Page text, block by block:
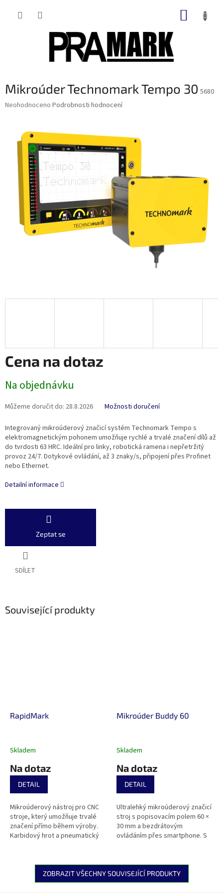
Mikroúder Technomark Tempo 30 5680
Průměrné
hvězdiček.
Neohodnoceno Podrobnosti hodnocení
Cena na dotaz
cena:
Na objednávku
Můžeme doručit do: 28.8.2026 Možnosti doručení
Integrovaný mikroúderový značicí systém Technomark Tempo s
elektromagnetickým pohonem umožňuje rychlé a trvalé značení dílů až
do tvrdosti 63 HRC. Ideální pro linky, robotická ramena i nepřetržitý
provoz 24/7. Dotykové ovládání, až 3 znaky/s, připojení přes Profinet
nebo Ethernet.
Detailní informace
Zeptat se
SDÍLET
Související produkty
RapidMark
Skladem
Na dotaz
DETAIL
Mikroúderový nástroj pro CNC
stroje, který umožňuje trvalé
značení přímo během výroby.
Karbidový hrot a pneumatický
Mikroúder Buddy 60
Skladem
Na dotaz
DETAIL
Ultralehký mikroúderový značicí
stroj s popisovacím polem 60 ×
30 mm a bezdrátovým
ovládáním přes smartphone. S
intuitivní aplikací...
ZOBRAZIT VŠECHNY SOUVISEJÍCÍ PRODUKTY